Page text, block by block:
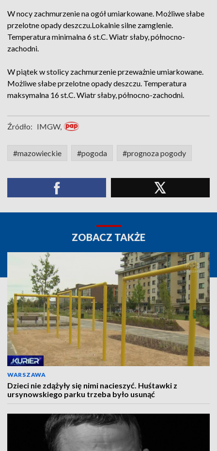
W nocy zachmurzenie na ogół umiarkowane. Możliwe słabe
przelotne opady deszczu.Lokalnie silne zamglenie.
Temperatura minimalna 6 st.C. Wiatr słaby, północno-
zachodni.
W piątek w stolicy zachmurzenie przeważnie umiarkowane.
Możliwe słabe przelotne opady deszczu. Temperatura
maksymalna 16 st.C. Wiatr słaby, północno-zachodni.
Źródło: IMGW,
#mazowieckie #pogoda #prognoza pogody
ZOBACZ TAKŻE
WARSZAWA
Dzieci nie zdążyły się nimi nacieszyć. Huśtawki z
ursynowskiego parku trzeba było usunąć